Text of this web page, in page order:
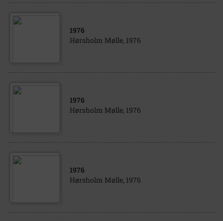
1976
Hørsholm Mølle, 1976
1976
Hørsholm Mølle, 1976
1976
Hørsholm Mølle, 1976